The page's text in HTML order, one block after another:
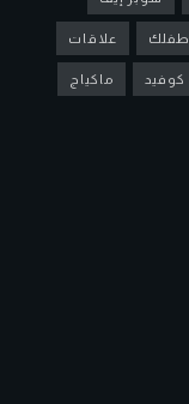
طفلك علاقات
كوفيد ماكياج